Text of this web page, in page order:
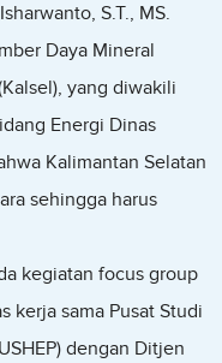
S.T., MS.
Daya Mineral
yang diwakili
Energi Dinas
Kalimantan Selatan
sehingga harus
kegiatan focus group
kerja sama Pusat Studi
dengan Ditjen